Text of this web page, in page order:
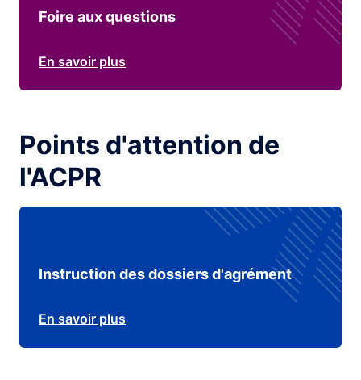
Foire aux questions
En savoir plus
Points d'attention de
l'ACPR
Instruction des dossiers d'agrément
En savoir plus